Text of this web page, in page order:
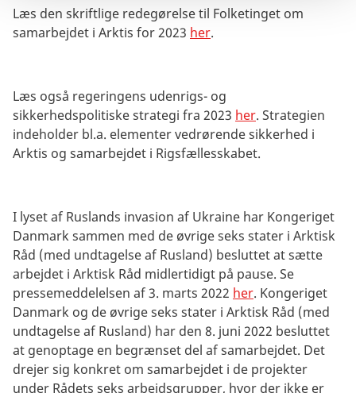
Læs den skriftlige redegørelse til Folketinget om
samarbejdet i Arktis for 2023 her.
Læs også regeringens udenrigs- og
sikkerhedspolitiske strategi fra 2023 her. Strategien
indeholder bl.a. elementer vedrørende sikkerhed i
Arktis og samarbejdet i Rigsfællesskabet.
I lyset af Ruslands invasion af Ukraine har Kongeriget
Danmark sammen med de øvrige seks stater i Arktisk
Råd (med undtagelse af Rusland) besluttet at sætte
arbejdet i Arktisk Råd midlertidigt på pause. Se
pressemeddelelsen af 3. marts 2022 her. Kongeriget
Danmark og de øvrige seks stater i Arktisk Råd (med
undtagelse af Rusland) har den 8. juni 2022 besluttet
at genoptage en begrænset del af samarbejdet. Det
drejer sig konkret om samarbejdet i de projekter
under Rådets seks arbejdsgrupper, hvor der ikke er